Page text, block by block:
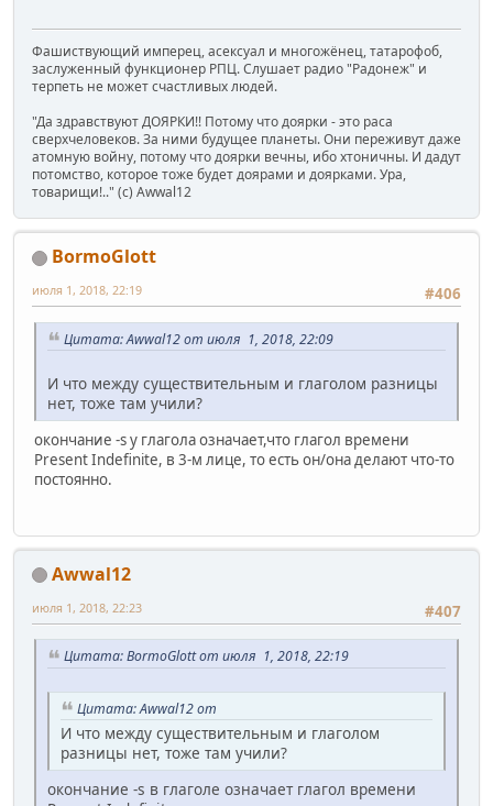
Фашиствующий имперец, асексуал и многожёнец, татарофоб,
заслуженный функционер РПЦ. Слушает радио "Радонеж" и
терпеть не может счастливых людей.
"Да здравствуют ДОЯРКИ!! Потому что доярки - это раса
сверхчеловеков. За ними будущее планеты. Они переживут даже
атомную войну, потому что доярки вечны, ибо хтоничны. И дадут
потомство, которое тоже будет доярами и доярками. Ура,
товарищи!.." (c) Awwal12
BormoGlott
#406
июля 1, 2018, 22:19
Цитата: Awwal12 от июля 1, 2018, 22:09
И что между существительным и глаголом разницы
нет, тоже там учили?
окончание -s у глагола означает,что глагол времени
Present Indefinite, в 3-м лице, то есть он/она делают что-то
постоянно.
Awwal12
#407
июля 1, 2018, 22:23
Цитата: BormoGlott от июля 1, 2018, 22:19
Цитата: Awwal12 от
И что между существительным и глаголом
разницы нет, тоже там учили?
окончание -s в глаголе означает глагол времени